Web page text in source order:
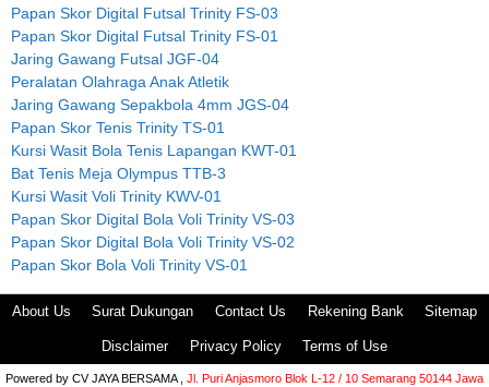
Papan Skor Digital Futsal Trinity FS-03
Papan Skor Digital Futsal Trinity FS-01
Jaring Gawang Futsal JGF-04
Peralatan Olahraga Anak Atletik
Jaring Gawang Sepakbola 4mm JGS-04
Papan Skor Tenis Trinity TS-01
Kursi Wasit Bola Tenis Lapangan KWT-01
Bat Tenis Meja Olympus TTB-3
Kursi Wasit Voli Trinity KWV-01
Papan Skor Digital Bola Voli Trinity VS-03
Papan Skor Digital Bola Voli Trinity VS-02
Papan Skor Bola Voli Trinity VS-01
About Us Surat Dukungan Contact Us Rekening Bank Sitemap
Disclaimer Privacy Policy Terms of Use
Powered by CV JAYA BERSAMA , Jl. Puri Anjasmoro Blok L-12 / 10 Semarang 50144 Jawa